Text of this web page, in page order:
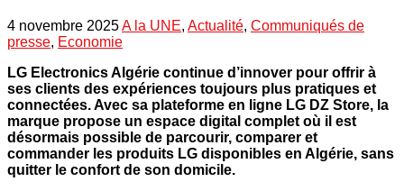
4 novembre 2025A la UNE, Actualité, Communiqués de
presse, Economie
LG Electronics Algérie continue d’innover pour offrir à
ses clients des expériences toujours plus pratiques et
connectées. Avec sa plateforme en ligne LG DZ Store, la
marque propose un espace digital complet où il est
désormais possible de parcourir, comparer et
commander les produits LG disponibles en Algérie, sans
quitter le confort de son domicile.